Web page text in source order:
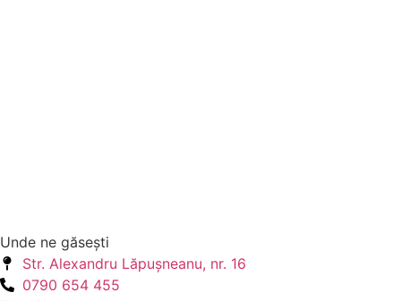
Unde ne găseşti
Str. Alexandru Lăpuşneanu, nr. 16
0790 654 455